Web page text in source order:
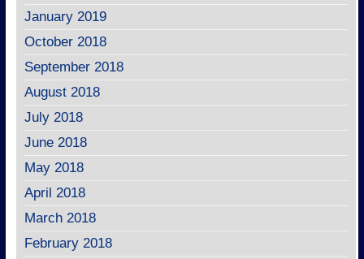
January 2019
October 2018
September 2018
August 2018
July 2018
June 2018
May 2018
April 2018
March 2018
February 2018